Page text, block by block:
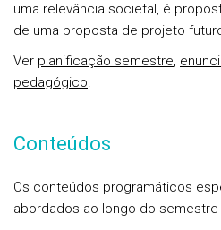
uma relevância societal, é
de uma proposta de projeto
Ver planificação semestre,
pedagógico.
Conteúdos
Os conteúdos programáticos
abordados ao longo do semestre